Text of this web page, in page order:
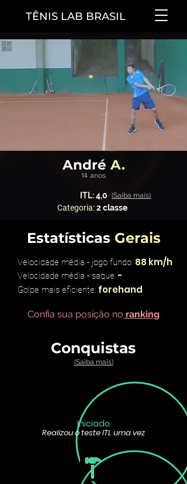
TÊNIS LAB BRASIL
André A.
14 anos
ITL:4,0 (Saiba mais)
Categoria:2 classe
Estatísticas Gerais
Velocidade média - jogo fundo: 88 km/h
Velocidade média - saque: -
Golpe mais eficiente: forehand
Confia sua posição no ranking
Conquistas
(Saiba mais)
Realizou o teste ITL uma vez
Iniciado